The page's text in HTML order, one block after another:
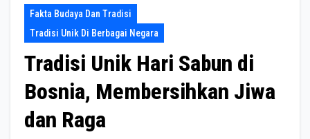
Fakta Budaya Dan Tradisi
Tradisi Unik Di Berbagai Negara
Tradisi Unik Hari Sabun di
Bosnia, Membersihkan Jiwa
dan Raga